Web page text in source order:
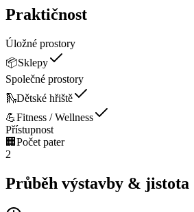
Praktičnost
Úložné prostory
📦Sklepy
Společné prostory
🛝Dětské hřiště
💪Fitness / Wellness
Přístupnost
🏢 Počet pater
2
Průběh výstavby & jistota